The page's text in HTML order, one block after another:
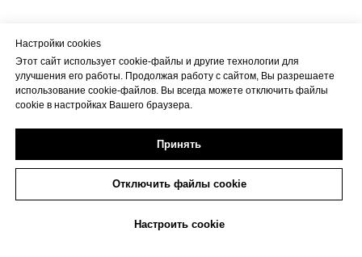
+7 (473) 233-06-06
Настройки cookies
Этот сайт использует cookie-файлы и другие технологии для
улучшения его работы. Продолжая работу с сайтом, Вы разрешаете
использование cookie-файлов. Вы всегда можете отключить файлы
cookie в настройках Вашего браузера.
Принять
Отключить файлы cookie
Настроить cookie